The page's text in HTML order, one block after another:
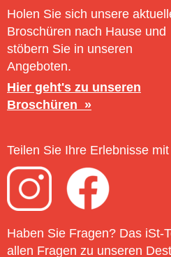
Holen Sie sich unsere
Broschüren nach Hause und
stöbern Sie in unseren
Angeboten.
Hier geht's zu unseren
Broschüren
Teilen Sie Ihre Erlebnisse mit
Haben Sie Fragen? Das iSt-
allen Fragen zu unseren